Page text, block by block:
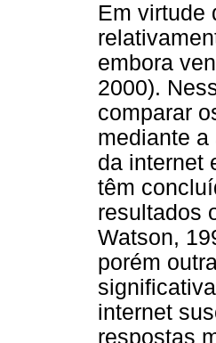
Em virtude
embora
2000).
comparar
mediante
da internet
têm
resultados
Watson,
porém
internet
respostas